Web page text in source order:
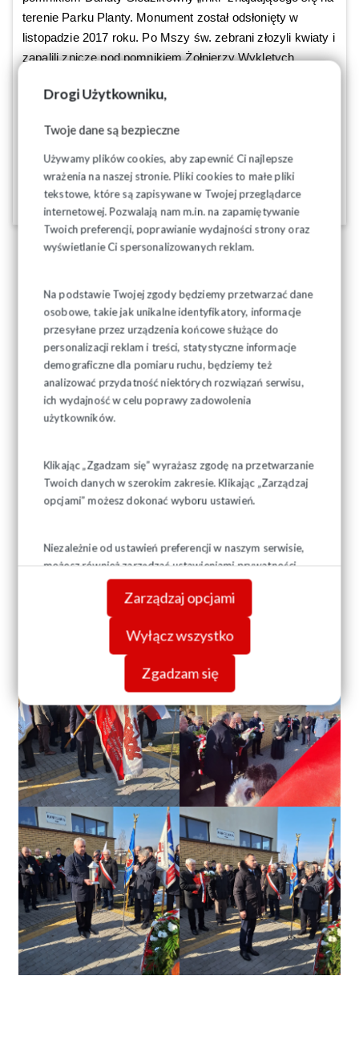
Drogi Użytkowniku,
Twoje dane są bezpieczne
Używamy plików cookies, aby zapewnić Ci najlepsze
wrażenia na naszej stronie. Pliki cookies to małe pliki
tekstowe, które są zapisywane w Twojej przeglądarce
internetowej. Pozwalają nam m.in. na zapamiętywanie
Twoich preferencji, poprawianie wydajności strony oraz
wyświetlanie Ci spersonalizowanych reklam.
Na podstawie Twojej zgody będziemy przetwarzać dane
osobowe, takie jak unikalne identyfikatory, informacje
przesyłane przez urządzenia końcowe służące do
personalizacji reklam i treści, statystyczne informacje
demograficzne dla pomiaru ruchu, będziemy też
analizować przydatność niektórych rozwiązań serwisu,
ich wydajność w celu poprawy zadowolenia
użytkowników.
Klikając „Zgadzam się” wyrażasz zgodę na przetwarzanie
Twoich danych w szerokim zakresie. Klikając „Zarządzaj
opcjami” możesz dokonać wyboru ustawień.
Niezależnie od ustawień preferencji w naszym serwisie,
możesz również zarządzać ustawieniami prywatności
swojej przeglądarki. Więcej informacji o przetwarzaniu
danych znajdziesz wPolityce prywatności.
Zarządzaj opcjami
Wyłącz wszystko
Zgadzam się
terenie Parku Planty. Monument został odsłonięty w
listopadzie 2017 roku. Po Mszy św. zebrani złozyli kwiaty i
zapalili znicze pod pomnikiem Żołnierzy Wykletych
Podlaski NSZZ "Solidarność" reprezentował
sztandarowy w składzie: Wiesław Lisowski, Zdzisław
Galewski oraz Paweł Murawski.
01-03-2026